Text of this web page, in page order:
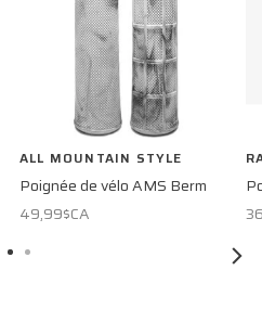
ALL MOUNTAIN STYLE
Poignée de vélo AMS Berm
49,99$CA